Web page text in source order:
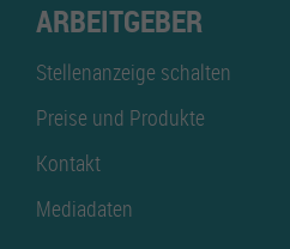
ARBEITGEBER
Stellenanzeige schalten
Preise und Produkte
Kontakt
Mediadaten